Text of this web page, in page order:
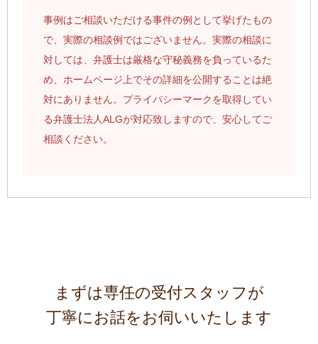
事例はご相談いただける事件の例として挙げたもの
で、実際の相談例ではございません。実際の相談に
対しては、弁護士は厳格な守秘義務を負っているた
め、ホームページ上でその詳細を公開することは絶
対にありません。プライバシーマークを取得してい
る弁護士法人ALGが対応致しますので、安心してご
相談ください。
まずは専任の受付スタッフが
丁寧にお話をお伺いいたします